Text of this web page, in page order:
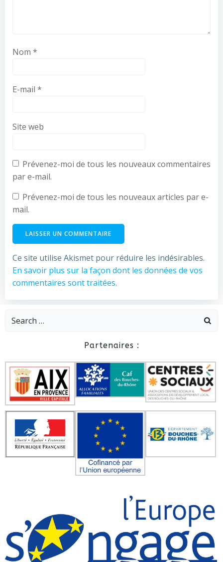
Nom *
E-mail *
Site web
Prévenez-moi de tous les nouveaux commentaires
par e-mail.
Prévenez-moi de tous les nouveaux articles par e-
mail.
Ce site utilise Akismet pour réduire les indésirables.
En savoir plus sur la façon dont les données de vos
commentaires sont traitées.
Search
Partenaires :